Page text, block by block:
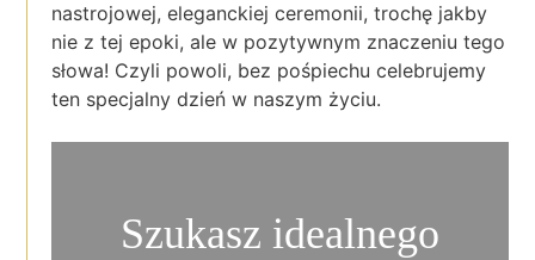
nastrojowej, eleganckiej ceremonii, trochę jakby
nie z tej epoki, ale w pozytywnym znaczeniu tego
słowa! Czyli powoli, bez pośpiechu celebrujemy
ten specjalny dzień w naszym życiu.
Szukasz idealnego